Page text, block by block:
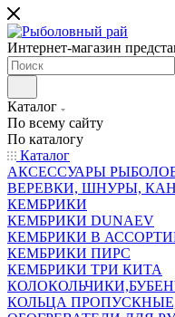
Интернет-магазин
Каталог
По всему сайту
По каталогу
Каталог
АКСЕССУАРЫ
ВЕРЕВКИ, ШНУРЫ,
КЕМБРИКИ
КЕМБРИКИ DUNAEV
КЕМБРИКИ В
КЕМБРИКИ ПИРС
КЕМБРИКИ ТРИ КИТА
КОЛЬЦА